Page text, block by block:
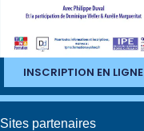
INSCRIPTION EN LIGNE
Sites partenaires